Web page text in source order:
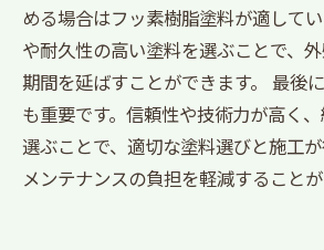
める場合はフッ素樹脂塗料が適して
や耐久性の高い塗料を選ぶことで、
期間を延ばすことができます。 最後
も重要です。信頼性や技術力が高く
選ぶことで、適切な塗料選びと施工
メンテナンスの負担を軽減することが